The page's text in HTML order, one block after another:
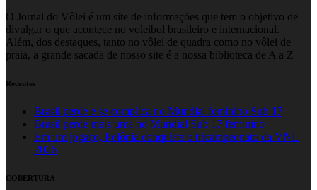
O Jornal do Vôlei é um site de informações que tem o objetivo de
divulgar o que acontece no voleibol brasileiro e internacional.
Além, dos destaques, tanto no vôlei de quadra como no vôlei de
praia, a grande sacada de nosso site é a nossa biblioteca de A a Z
Recentes
Brasil perde e se complica no Mundial feminino Sub 17
Brasil perde mais uma no Mundial Sub 17 feminino
Em um jogaço, Polônia conquista o tricampeonato da VNL
2026
COBERTURA